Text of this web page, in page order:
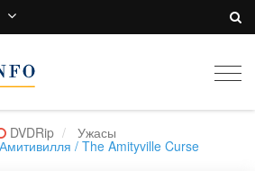
DVDRip Ужасы
/ The Amityville Curse